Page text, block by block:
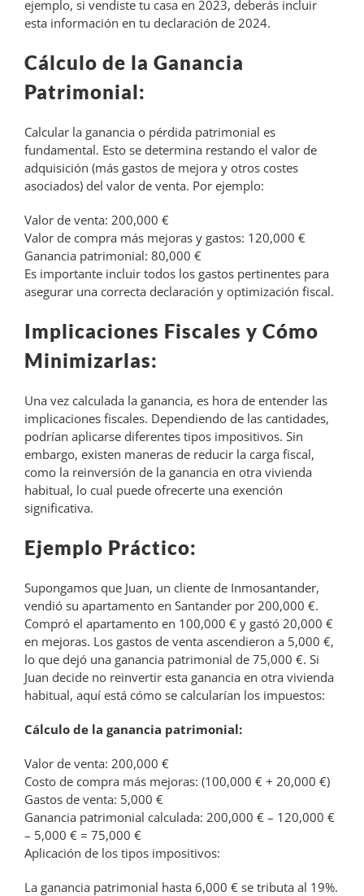
ejemplo, si vendiste tu casa en 2023, deberás incluir
esta información en tu declaración de 2024.
Cálculo de la Ganancia
Patrimonial:
Calcular la ganancia o pérdida patrimonial es
fundamental. Esto se determina restando el valor de
adquisición (más gastos de mejora y otros costes
asociados) del valor de venta. Por ejemplo:
Valor de venta: 200,000 €
Valor de compra más mejoras y gastos: 120,000 €
Ganancia patrimonial: 80,000 €
Es importante incluir todos los gastos pertinentes para
asegurar una correcta declaración y optimización fiscal.
Implicaciones Fiscales y Cómo
Minimizarlas:
Una vez calculada la ganancia, es hora de entender las
implicaciones fiscales. Dependiendo de las cantidades,
podrían aplicarse diferentes tipos impositivos. Sin
embargo, existen maneras de reducir la carga fiscal,
como la reinversión de la ganancia en otra vivienda
habitual, lo cual puede ofrecerte una exención
significativa.
Ejemplo Práctico:
Supongamos que Juan, un cliente de Inmosantander,
vendió su apartamento en Santander por 200,000 €.
Compró el apartamento en 100,000 € y gastó 20,000 €
en mejoras. Los gastos de venta ascendieron a 5,000 €,
lo que dejó una ganancia patrimonial de 75,000 €. Si
Juan decide no reinvertir esta ganancia en otra vivienda
habitual, aquí está cómo se calcularían los impuestos:
Cálculo de la ganancia patrimonial:
Valor de venta: 200,000 €
Costo de compra más mejoras: (100,000 € + 20,000 €)
Gastos de venta: 5,000 €
Ganancia patrimonial calculada: 200,000 € – 120,000 €
– 5,000 € = 75,000 €
Aplicación de los tipos impositivos:
La ganancia patrimonial hasta 6,000 € se tributa al 19%.